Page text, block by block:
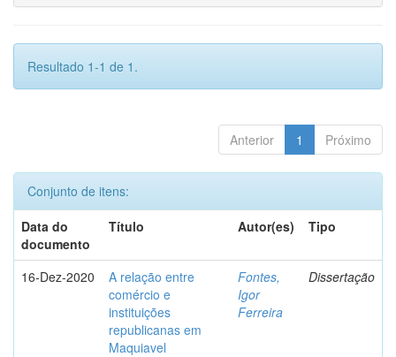
Resultado 1-1 de 1.
Anterior 1 Próximo
Conjunto de itens:
Data do
documento
Título Autor(es) Tipo
16-Dez-2020
A relação entre
comércio e
instituições
republicanas em
Maquiavel
Fontes,
Igor
Ferreira
Dissertação